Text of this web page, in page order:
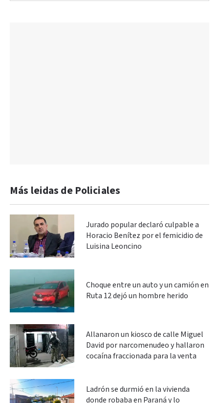
Más leidas de Policiales
Jurado popular declaró culpable a
Horacio Benítez por el femicidio de
Luisina Leoncino
Choque entre un auto y un camión en
Ruta 12 dejó un hombre herido
Allanaron un kiosco de calle Miguel
David por narcomenudeo y hallaron
cocaína fraccionada para la venta
Ladrón se durmió en la vivienda
donde robaba en Paraná y lo